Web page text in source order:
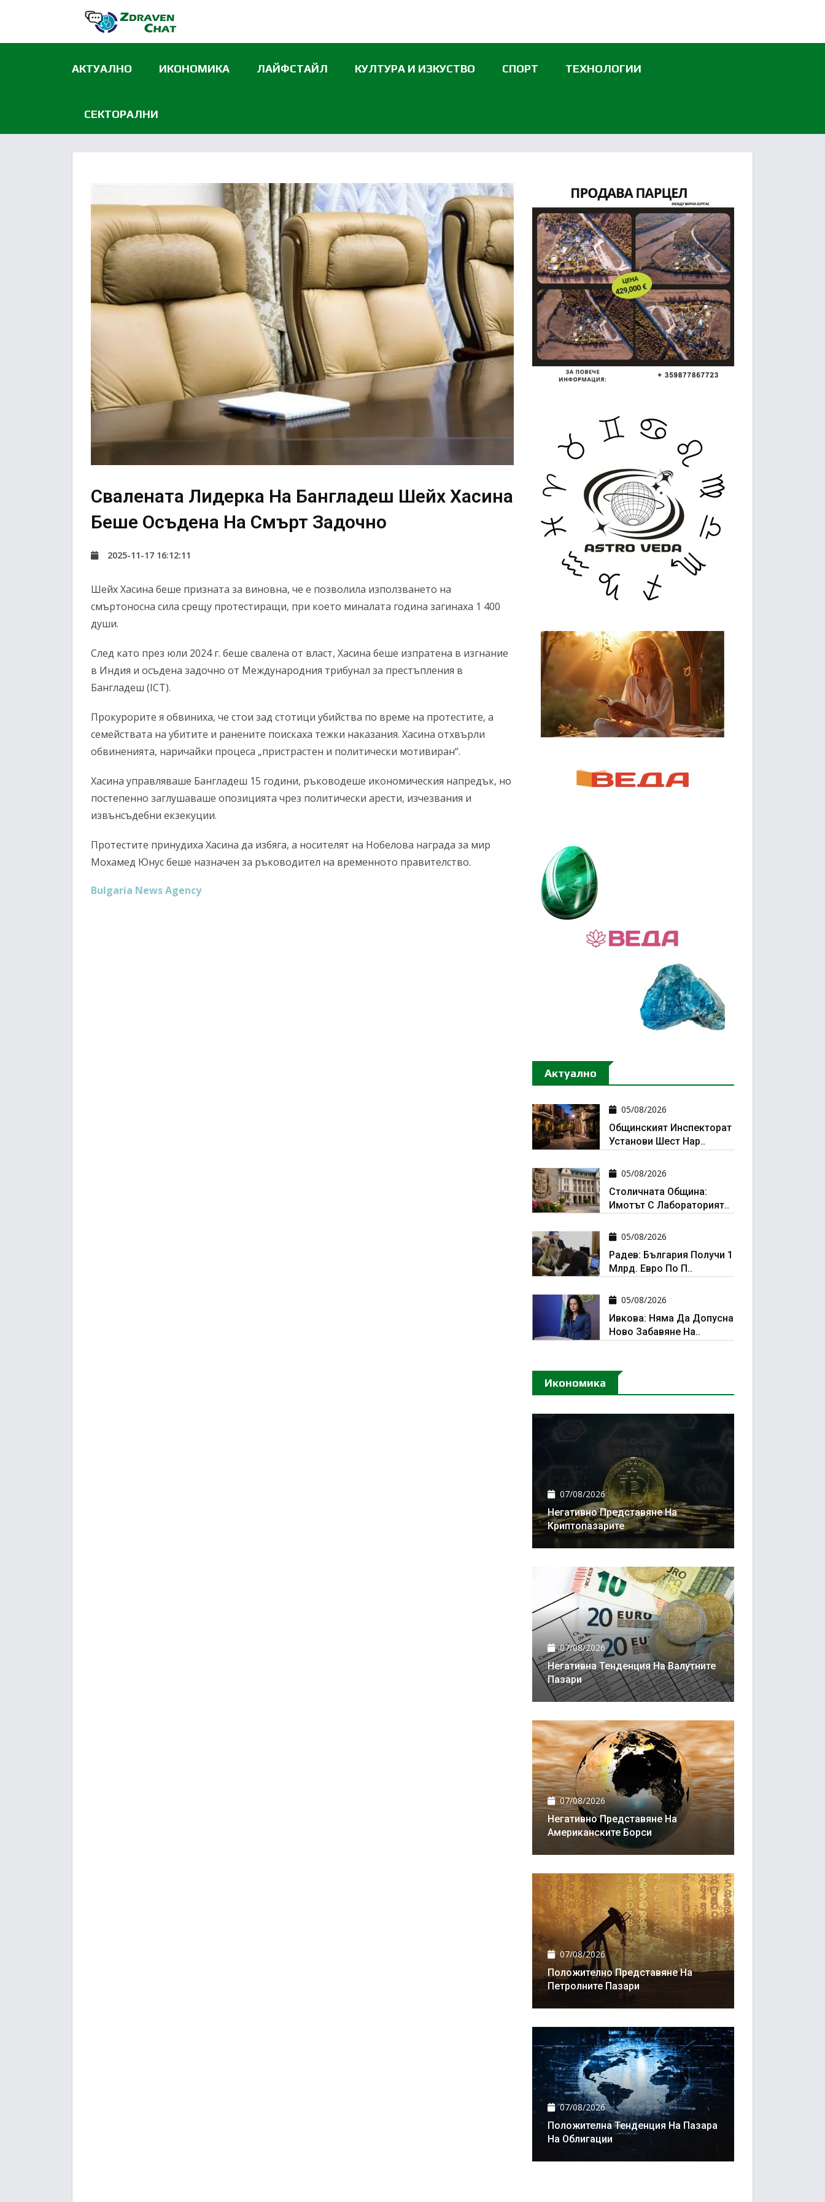
АКТУАЛНО ИКОНОМИКА ЛАЙФСТАЙЛ КУЛТУРА И ИЗКУСТВО СПОРТ ТЕХНОЛОГИИ
СЕКТОРАЛНИ
Свалената Лидерка На Бангладеш Шейх Хасина
Беше Осъдена На Смърт Задочно
2025-11-17 16:12:11
Шейх Хасина беше призната за виновна, че е позволила използването на
смъртоносна сила срещу протестиращи, при което миналата година загинаха 1 400
души.
След като през юли 2024 г. беше свалена от власт, Хасина беше изпратена в изгнание
в Индия и осъдена задочно от Международния трибунал за престъпления в
Бангладеш (ICT).
Прокурорите я обвиниха, че стои зад стотици убийства по време на протестите, а
семействата на убитите и ранените поискаха тежки наказания. Хасина отхвърли
обвиненията, наричайки процеса „пристрастен и политически мотивиран“.
Хасина управляваше Бангладеш 15 години, ръководеше икономическия напредък, но
постепенно заглушаваше опозицията чрез политически арести, изчезвания и
извънсъдебни екзекуции.
Протестите принудиха Хасина да избяга, а носителят на Нобелова награда за мир
Мохамед Юнус беше назначен за ръководител на временното правителство.
Bulgaria News Agency
Актуално
05/08/2026
Общинският Инспекторат
Установи Шест Нар..
05/08/2026
Столичната Община:
Имотът С Лабораторият..
05/08/2026
Радев: България Получи 1
Млрд. Евро По П..
05/08/2026
Ивкова: Няма Да Допусна
Ново Забавяне На..
Икономика
07/08/2026
Негативно Представяне На
Криптопазарите
07/08/2026
Негативна Тенденция На Валутните
Пазари
07/08/2026
Негативно Представяне На
Американските Борси
07/08/2026
Положително Представяне На
Петролните Пазари
07/08/2026
Положителна Тенденция На Пазара
На Облигации